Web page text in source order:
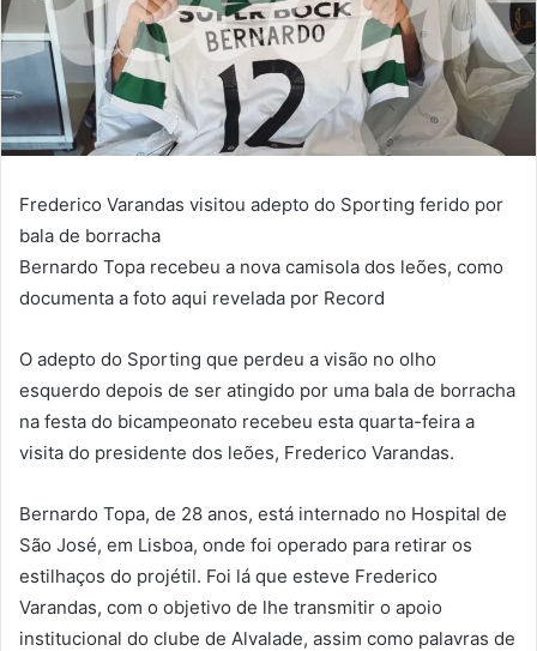
Frederico Varandas visitou adepto do Sporting ferido por
bala de borracha
Bernardo Topa recebeu a nova camisola dos leões, como
documenta a foto aqui revelada por Record
O adepto do Sporting que perdeu a visão no olho
esquerdo depois de ser atingido por uma bala de borracha
na festa do bicampeonato recebeu esta quarta-feira a
visita do presidente dos leões, Frederico Varandas.
Bernardo Topa, de 28 anos, está internado no Hospital de
São José, em Lisboa, onde foi operado para retirar os
estilhaços do projétil. Foi lá que esteve Frederico
Varandas, com o objetivo de lhe transmitir o apoio
institucional do clube de Alvalade, assim como palavras de